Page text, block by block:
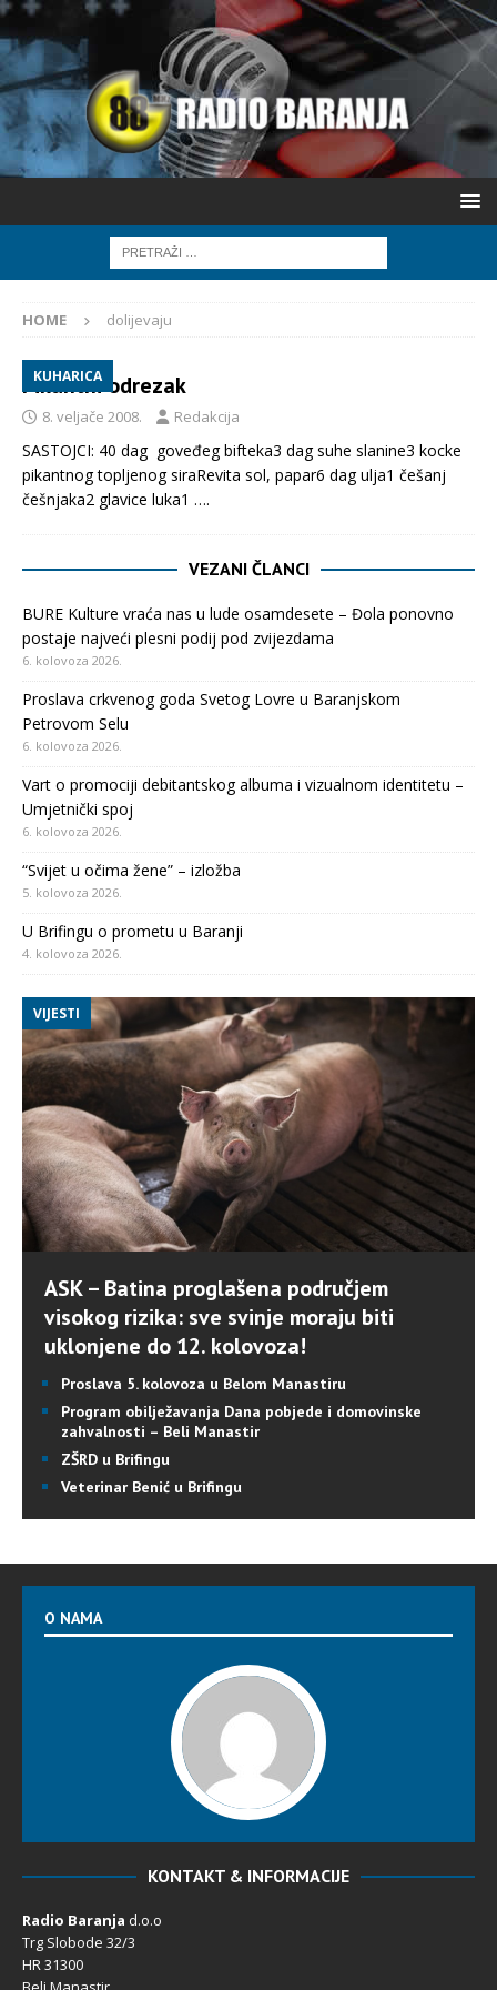
HOME dolijevaju
KUHARICA
Pikantni odrezak
8. veljače 2008. Redakcija
SASTOJCI: 40 dag goveđeg bifteka3 dag suhe slanine3 kocke
pikantnog topljenog siraRevita sol, papar6 dag ulja1 češanj
češnjaka2 glavice luka1 ….
VEZANI ČLANCI
BURE Kulture vraća nas u lude osamdesete – Đola ponovno
postaje najveći plesni podij pod zvijezdama
6. kolovoza 2026.
Proslava crkvenog goda Svetog Lovre u Baranjskom
Petrovom Selu
6. kolovoza 2026.
Vart o promociji debitantskog albuma i vizualnom identitetu –
Umjetnički spoj
6. kolovoza 2026.
“Svijet u očima žene” – izložba
5. kolovoza 2026.
U Brifingu o prometu u Baranji
4. kolovoza 2026.
VIJESTI
ASK – Batina proglašena područjem
visokog rizika: sve svinje moraju biti
uklonjene do 12. kolovoza!
Proslava 5. kolovoza u Belom Manastiru
Program obilježavanja Dana pobjede i domovinske
zahvalnosti – Beli Manastir
ZŠRD u Brifingu
Veterinar Benić u Brifingu
O NAMA
KONTAKT & INFORMACIJE
Radio Baranja d.o.o
Trg Slobode 32/3
HR 31300